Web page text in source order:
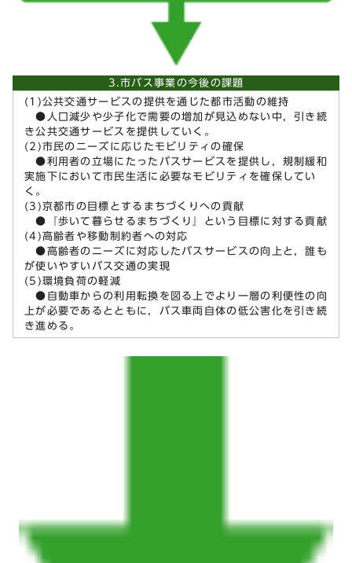
3.市バス事業の今後の課題
(1)公共交通サービスの提供を通じた都市活動の維持
●人口減少や少子化で需要の増加が見込めない中，引き続
き公共交通サービスを提供していく。
(2)市民のニーズに応じたモビリティの確保
●利用者の立場にたったバスサービスを提供し，規制緩和
実施下において市民生活に必要なモビリティを確保してい
く。
(3)京都市の目標とするまちづくりへの貢献
●『歩いて暮らせるまちづくり』という目標に対する貢献
(4)高齢者や移動制約者への対応
●高齢者のニーズに対応したバスサービスの向上と，誰も
が使いやすいバス交通の実現
(5)環境負荷の軽減
●自動車からの利用転換を図る上でより一層の利便性の向
上が必要であるとともに，バス車両自体の低公害化を引き続
き進める。